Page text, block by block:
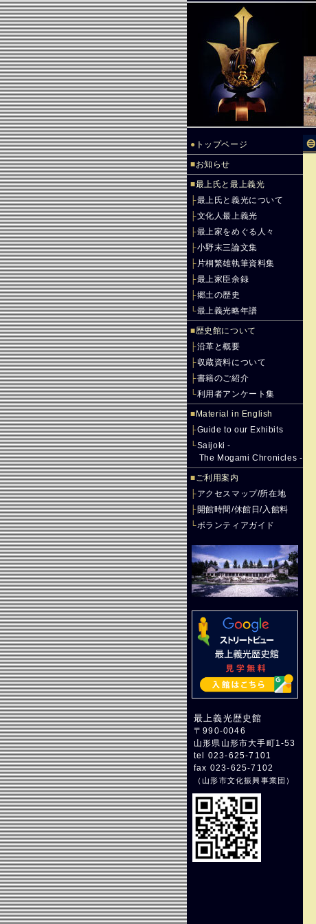
● トップページ
■お知らせ
■最上氏と最上義光
├最上氏と義光について
├文化人最上義光
├最上家をめぐる人々
├小野末三論文集
├ 片桐繁雄執筆資料集
├最上家臣余録
├郷土の歴史
└最上義光略年譜
■歴史館について
├沿革と概要
├収蔵資料について
├書籍のご紹介
└利用者アンケート集
■ Material in English
├Guide to our Exhibits
└Saijoki -
The Mogami Chronicles -
■ご利用案内
├アクセスマップ/所在地
├開館時間/休館日/入館料
└ボランティアガイド
最上義光歴史館
〒990-0046
山形県山形市大手町1-53
tel 023-625-7101
fax 023-625-7102
（山形市文化振興事業団 ）